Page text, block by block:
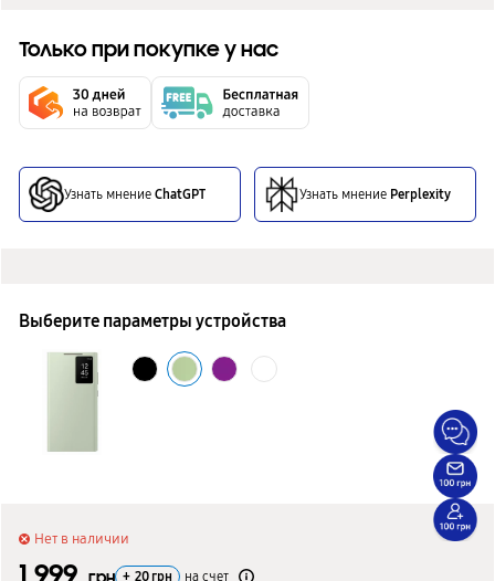
Только при покупке у нас
Узнать мнение ChatGPT Узнать мнение Perplexity
Выберите параметры устройства
Нет в наличии
1 999 + 20 грн на счет